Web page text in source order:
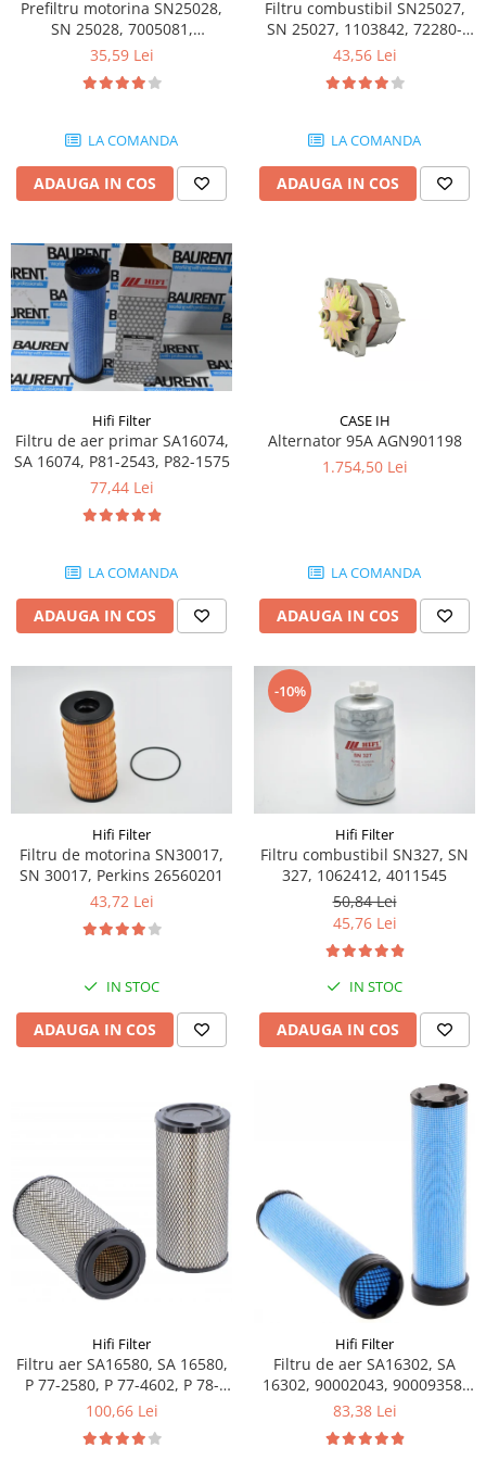
Fulie
Pistoane
Turbosuflanta
Diverse piese motor
Injectoare
Chiuloasa
Vibrochen - ax came - arbore cotit
Segmenti motor
Termoflot
Cablu acceleratie
Senzori de presiune ulei
Vaporizatoare
Piese frana
Discuri de frana
Placute de frana
Frana utilaje
Supapa franare
Kit reparatii
Cabluri frana
Rezervor lichid de frana
Lichid de frana
Antigel frane
Piese fara categorie
Garnituri utilaje
Siguranta
Abtibilduri - Etichete
Cabluri si mufe
Mufe si pini
Piese contact
Placa electronica
Contact general - Ciuperca
Pedala
Sigurante
Becuri indicatoare
Potentiometre
Senzori de unghi
Bobina solenoid
Bobina 24V
Piese Iveco
Piese Nifty Lift
Piese motor Perkins
Piese Deutz Fahr
Piese Atlas Copco
Piese Hitachi
Piese Vermeer
Piese Gehl
Piese Socage
Piese Kaeser
Piese David Brown
Piese Mc Cormick
Piese Lamborghini
Piese Renault
Piese Hurlimann
Piese Ausa
Piese Sennebogen
Piese Still
Piese Timberjack
Piese Valmet Valtra
Piese Vogele
Piese Yuchai
Piese Schaeff
Piese Putzmeister
Piese Mitsubishi
Piese Kaiser
Piese Jacobsen
Piese Ingersoll Rand
Piese Hanomag
Piese Goldoni
Piese Furukawa
Piese Ford
Piese Ferrari
Prefiltru motorina SN25028,
SN 25028, 7005081,
VV11980255710, 72282-252
35,59 Lei
LA COMANDA
ADAUGA IN COS
Filtru combustibil SN25027,
SN 25027, 1103842, 72280-
422, K1025335
43,56 Lei
LA COMANDA
ADAUGA IN COS
Hifi Filter
Filtru de aer primar SA16074,
SA 16074, P81-2543, P82-1575
77,44 Lei
LA COMANDA
ADAUGA IN COS
CASE IH
Alternator 95A AGN901198
1.754,50 Lei
LA COMANDA
ADAUGA IN COS
Hifi Filter
Filtru de motorina SN30017,
SN 30017, Perkins 26560201
43,72 Lei
IN STOC
ADAUGA IN COS
-10%
Hifi Filter
Filtru combustibil SN327, SN
327, 1062412, 4011545
50,84 Lei
45,76 Lei
IN STOC
ADAUGA IN COS
Hifi Filter
Filtru aer SA16580, SA 16580,
P 77-2580, P 77-4602, P 78-
0958, P 78-1517, P 78-1911, P
100,66 Lei
Hifi Filter
Filtru de aer SA16302, SA
16302, 90002043, 90009358,
P77-5302, P82-9333
83,38 Lei